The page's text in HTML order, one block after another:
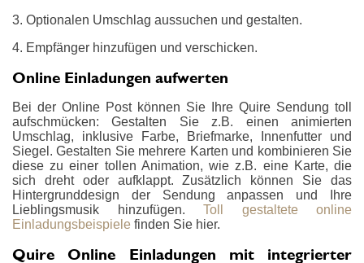
3. Optionalen Umschlag aussuchen und gestalten.
4. Empfänger hinzufügen und verschicken.
Online Einladungen aufwerten
Bei der Online Post können Sie Ihre Quire Sendung toll
aufschmücken: Gestalten Sie z.B. einen animierten
Umschlag, inklusive Farbe, Briefmarke, Innenfutter und
Siegel. Gestalten Sie mehrere Karten und kombinieren Sie
diese zu einer tollen Animation, wie z.B. eine Karte, die
sich dreht oder aufklappt. Zusätzlich können Sie das
Hintergrunddesign der Sendung anpassen und Ihre
Lieblingsmusik hinzufügen. Toll gestaltete online
Einladungsbeispiele finden Sie hier.
Quire Online Einladungen mit integrierter